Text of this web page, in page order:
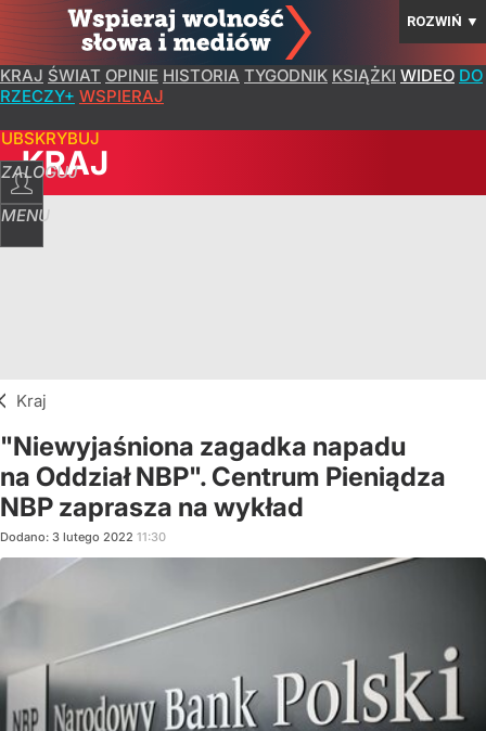
ROZWIŃ ▼
KRAJ ŚWIAT OPINIE HISTORIA TYGODNIK KSIĄŻKI WIDEO DO
RZECZY+ WSPIERAJ
ZALOGUJ
MENU
KRAJ
Kraj
"Niewyjaśniona zagadka napadu
na Oddział NBP". Centrum Pieniądza
NBP zaprasza na wykład
Dodano: 3 lutego 2022 11:30